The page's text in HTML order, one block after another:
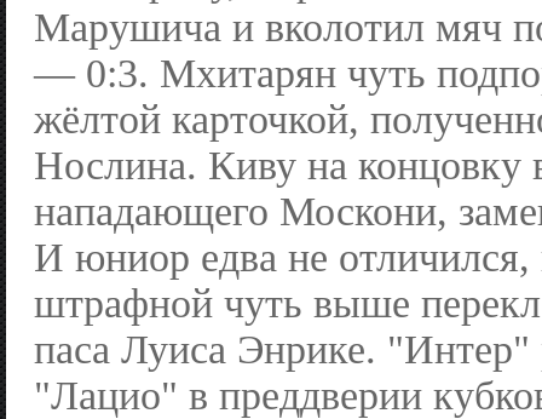
Марушича и вколотил мяч
— 0:3. Мхитарян чуть
жёлтой карточкой,
Нослина. Киву на концовку
нападающего Москони,
И юниор едва не отличился,
штрафной чуть выше
паса Луиса Энрике. "Интер"
"Лацио" в преддверии